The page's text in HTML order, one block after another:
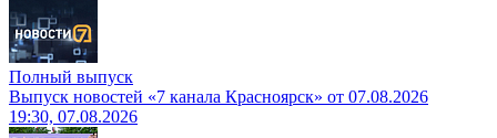
Полный выпуск
Выпуск новостей «7 канала Красноярск» от 07.08.2026
19:30, 07.08.2026